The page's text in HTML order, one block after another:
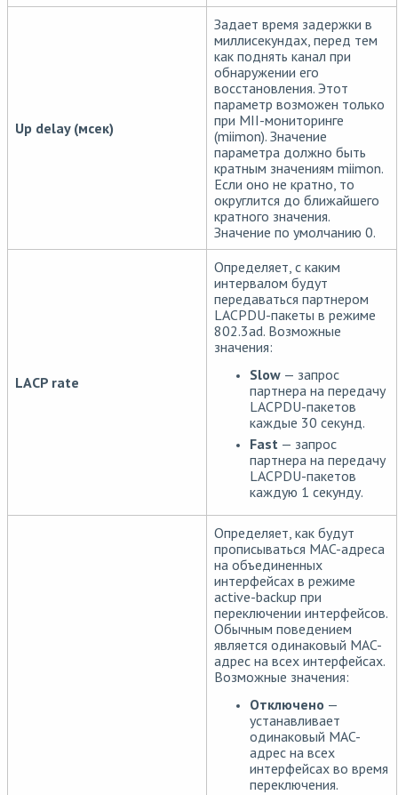
Up delay (мсек)
Задает время задержки в
миллисекундах, перед тем
как поднять канал при
обнаружении его
восстановления. Этот
параметр возможен только
при MII-мониторинге
(miimon). Значение
параметра должно быть
кратным значениям miimon.
Если оно не кратно, то
округлится до ближайшего
кратного значения.
Значение по умолчанию 0.
LACP rate
Определяет, с каким
интервалом будут
передаваться партнером
LACPDU-пакеты в режиме
802.3ad. Возможные
значения:
Slow — запрос
партнера на передачу
LACPDU-пакетов
каждые 30 секунд.
Fast — запрос
партнера на передачу
LACPDU-пакетов
каждую 1 секунду.
Определяет, как будут
прописываться MAC-адреса
на объединенных
интерфейсах в режиме
active-backup при
переключении интерфейсов.
Обычным поведением
является одинаковый MAC-
адрес на всех интерфейсах.
Возможные значения:
Отключено —
устанавливает
одинаковый MAC-
адрес на всех
интерфейсах во время
переключения.